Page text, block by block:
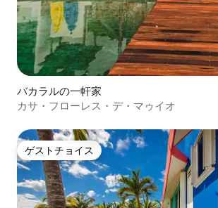
バカラルの一軒家
カサ・フローレス・デ・マゥイオ
ゲストチョイス
ゲストチョイス